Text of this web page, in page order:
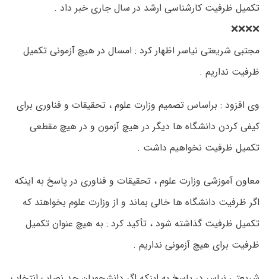
تکمیل ظرفیت کارشناسی ارشد در سال جاری خبر داد .
❌❌❌❌
مجتبی شریعتی نیاسر اظهار کرد : امسال در هیچ آزمونی تکمیل
ظرفیت نداریم .
وی افزود : براساس تصمیم وزارت علوم ، تحقیقات و فناوری برای
کیفی‌ کردن دانشگاه‌ ها دیگر در هیچ آزمون و در هیچ مقطعی
تکمیل ظرفیت نخواهیم داشت .
معاون آموزشی وزارت علوم ، تحقیقات و فناوری در پاسخ به اینکه
اگر ظرفیت دانشگاه‌ ها خالی بماند و از وزارت علوم بخواهند که
تکمیل ظرفیت گذاشته شود ، تأکید کرد : به هیچ عنوان تکمیل
ظرفیت برای هیچ آزمونی نداریم .